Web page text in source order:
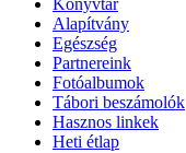
Könyvtár
Alapítvány
Egészség
Partnereink
Fotóalbumok
Tábori beszámolók
Hasznos linkek
Heti étlap